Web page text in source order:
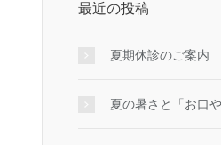
最近の投稿
夏期休診のご案内
夏の暑さと「お口